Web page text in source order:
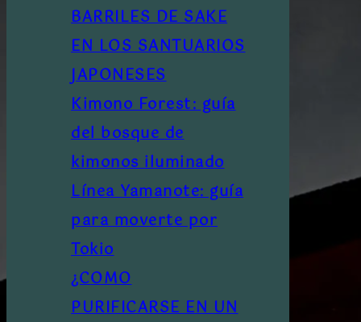
BARRILES DE SAKE
EN LOS SANTUARIOS
JAPONESES
Kimono Forest: guía
del bosque de
kimonos iluminado
Línea Yamanote: guía
para moverte por
Tokio
¿COMO
PURIFICARSE EN UN